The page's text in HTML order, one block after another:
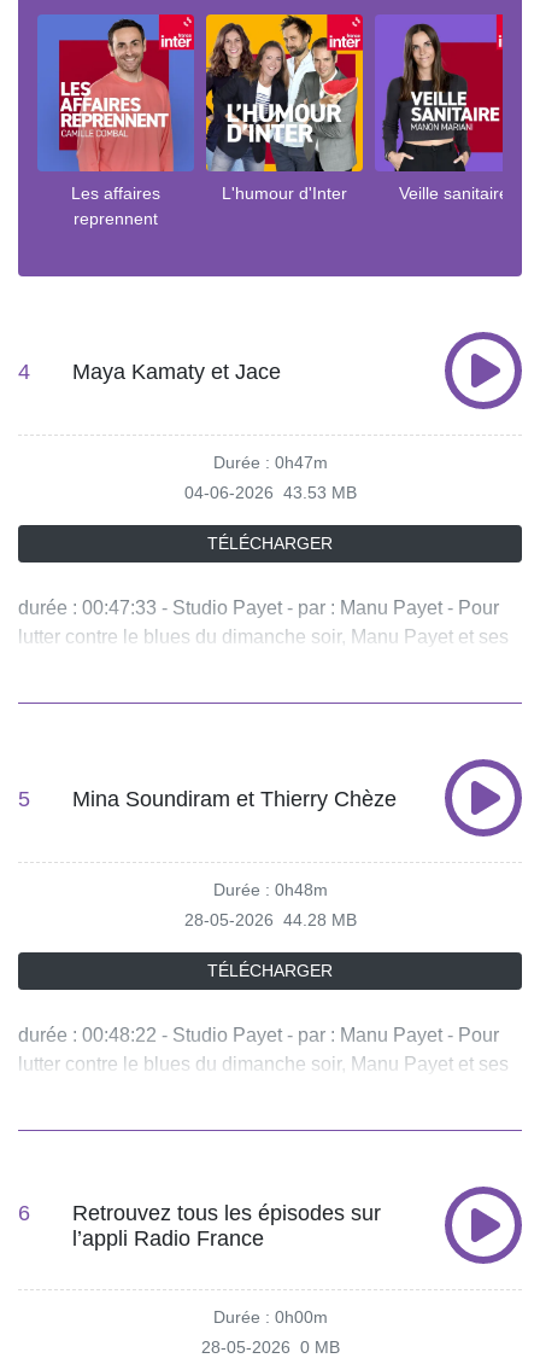
Les affaires
reprennent
L'humour d'Inter Veille sanitaire
4 Maya Kamaty et Jace
Durée : 0h47m
04-06-2026 43.53 MB
TÉLÉCHARGER
durée : 00:47:33 - Studio Payet - par : Manu Payet - Pour
lutter contre le blues du dimanche soir, Manu Payet et ses
Riquet, Virginie Rouzic Vous aimez ce podcast ? Pour
écouter tous les épisodes sans limite, rendez-vous sur
5 Mina Soundiram et Thierry Chèze
Durée : 0h48m
28-05-2026 44.28 MB
TÉLÉCHARGER
durée : 00:48:22 - Studio Payet - par : Manu Payet - Pour
lutter contre le blues du dimanche soir, Manu Payet et ses
Riquet, Virginie Rouzic Vous aimez ce podcast ? Pour
écouter tous les épisodes sans limite, rendez-vous sur
6
Retrouvez tous les épisodes sur
l’appli Radio France
Durée : 0h00m
28-05-2026 0 MB